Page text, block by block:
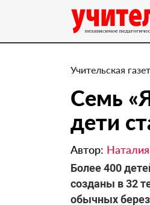
Учительская
Семь
дети
Автор:
Более 400
созданы в 32
обычных